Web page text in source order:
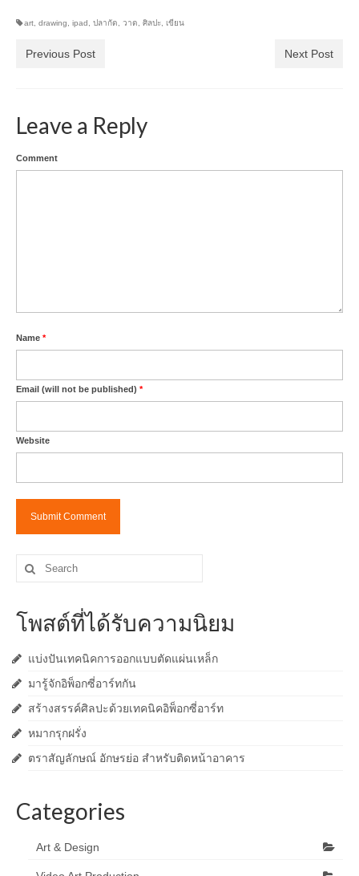
art, drawing, ipad , ปลากัด, วาด, ศิลปะ, เขียน
Previous Post Next Post
Leave a Reply
Comment
Name *
Email (will not be published) *
Website
Search
for:
โพสต์ที่ได้รับความนิยม
แบ่งปันเทคนิคการออกแบบตัดแผ่นเหล็ก
มารู้จักอิพ็อกซี่อาร์ทกัน
สร้างสรรค์ศิลปะด้วยเทคนิคอิพ็อกซี่อาร์ท
หมากรุกฝรั่ง
ตราสัญลักษณ์ อักษรย่อ สำหรับติดหน้าอาคาร
Categories
Art & Design